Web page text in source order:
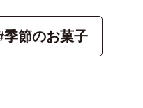
季節のお菓子